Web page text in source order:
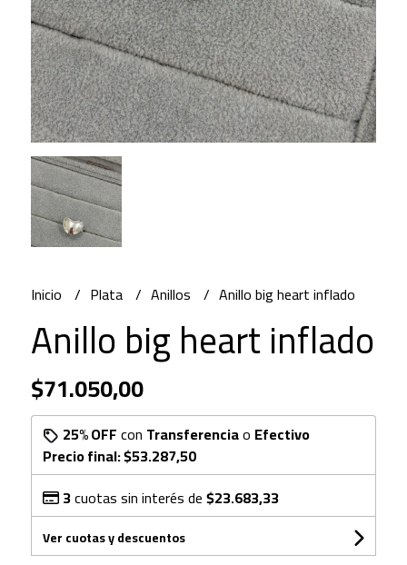
Inicio Plata Anillos Anillo big heart inflado
Anillo big heart inflado
$71.050,00
25% OFFcon Transferenciao Efectivo
Precio final:$53.287,50
3cuotas sin interés de$23.683,33
Ver cuotas y descuentos